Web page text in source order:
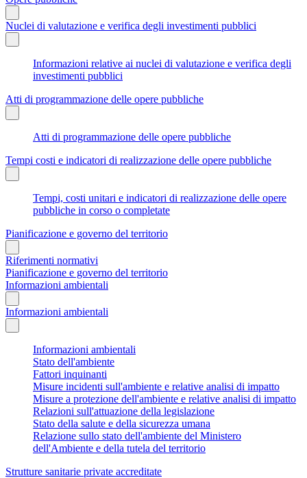
Nuclei di valutazione e verifica degli investimenti pubblici
Informazioni relative ai nuclei di valutazione e verifica degli
investimenti pubblici
Atti di programmazione delle opere pubbliche
Atti di programmazione delle opere pubbliche
Tempi costi e indicatori di realizzazione delle opere pubbliche
Tempi, costi unitari e indicatori di realizzazione delle opere
pubbliche in corso o completate
Pianificazione e governo del territorio
Riferimenti normativi
Pianificazione e governo del territorio
Informazioni ambientali
Informazioni ambientali
Informazioni ambientali
Stato dell'ambiente
Fattori inquinanti
Misure incidenti sull'ambiente e relative analisi di impatto
Misure a protezione dell'ambiente e relative analisi di impatto
Relazioni sull'attuazione della legislazione
Stato della salute e della sicurezza umana
Relazione sullo stato dell'ambiente del Ministero
dell'Ambiente e della tutela del territorio
Strutture sanitarie private accreditate